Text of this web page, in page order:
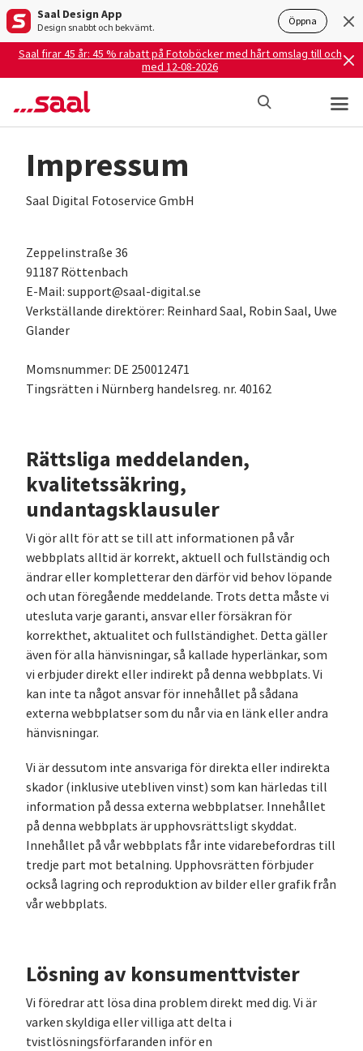
Saal Design App
Design snabbt och bekvämt. Öppna
Saal firar 45 år: 45 % rabatt på Fotoböcker med hårt omslag till och
med 12-08-2026
Impressum
Saal Digital Fotoservice GmbH
Zeppelinstraße 36
91187 Röttenbach
E-Mail: support@saal-digital.se
Verkställande direktörer: Reinhard Saal, Robin Saal, Uwe
Glander
Momsnummer: DE 250012471
Tingsrätten i Nürnberg handelsreg. nr. 40162
Rättsliga meddelanden,
kvalitetssäkring,
undantagsklausuler
Vi gör allt för att se till att informationen på vår
webbplats alltid är korrekt, aktuell och fullständig och
ändrar eller kompletterar den därför vid behov löpande
och utan föregående meddelande. Trots detta måste vi
utesluta varje garanti, ansvar eller försäkran för
korrekthet, aktualitet och fullständighet. Detta gäller
även för alla hänvisningar, så kallade hyperlänkar, som
vi erbjuder direkt eller indirekt på denna webbplats. Vi
kan inte ta något ansvar för innehållet på sådana
externa webbplatser som du når via en länk eller andra
hänvisningar.
Vi är dessutom inte ansvariga för direkta eller indirekta
skador (inklusive utebliven vinst) som kan härledas till
information på dessa externa webbplatser. Innehållet
på denna webbplats är upphovsrättsligt skyddat.
Innehållet på vår webbplats får inte vidarebefordras till
tredje part mot betalning. Upphovsrätten förbjuder
också lagring och reproduktion av bilder eller grafik från
vår webbplats.
Lösning av konsumenttvister
Vi föredrar att lösa dina problem direkt med dig. Vi är
varken skyldiga eller villiga att delta i
tvistlösningsförfaranden inför en